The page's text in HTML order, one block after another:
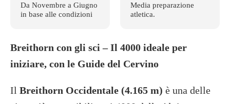
Da Novembre a Giugno
in base alle condizioni
Media preparazione
atletica.
Breithorn con gli sci – Il 4000 ideale per
iniziare, con le Guide del Cervino
Il Breithorn Occidentale (4.165 m) è una delle